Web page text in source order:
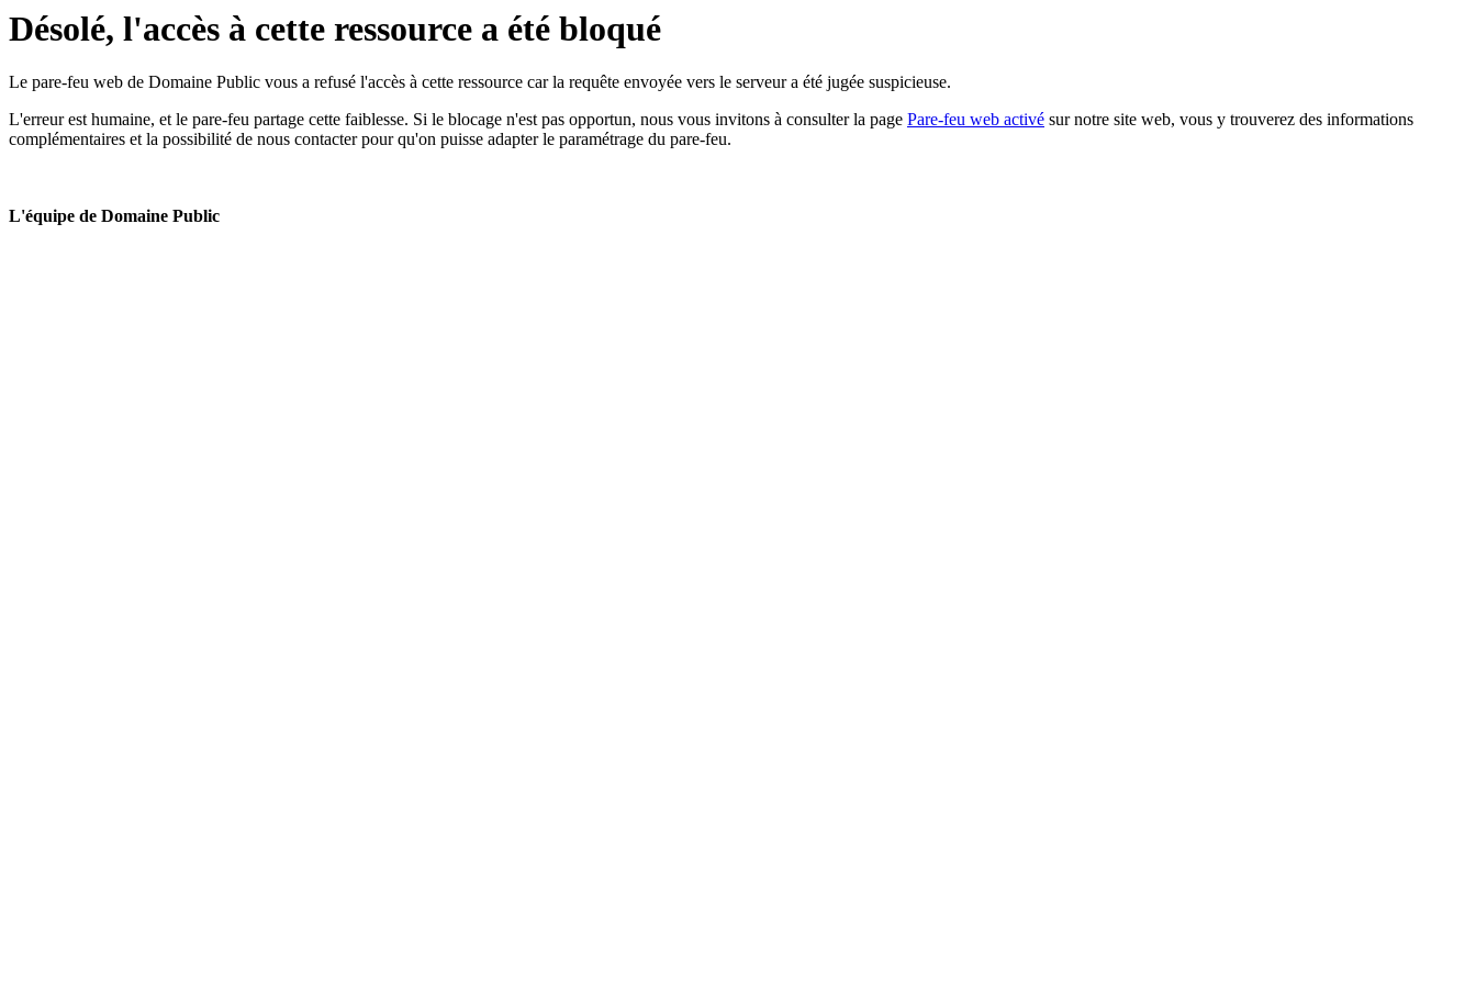
Désolé, l'accès à cette ressource a été bloqué
Le pare-feu web de Domaine Public vous a refusé l'accès à cette ressource car la requête envoyée vers le serveur a été jugée suspicieuse.
L'erreur est humaine, et le pare-feu partage cette faiblesse. Si le blocage n'est pas opportun, nous vous invitons à consulter la page Pare-feu web activé sur notre site web, vous y trouverez des informations
complémentaires et la possibilité de nous contacter pour qu'on puisse adapter le paramétrage du pare-feu.
L'équipe de Domaine Public